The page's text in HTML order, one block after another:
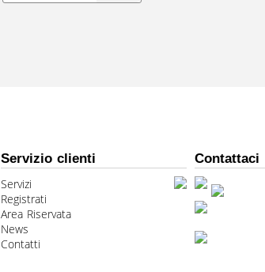
Servizio clienti
Servizi
Registrati
Area Riservata
News
Contatti
Contattaci